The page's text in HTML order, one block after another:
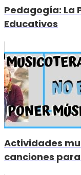
Pedagogía: La
Educativos
Actividades
canciones